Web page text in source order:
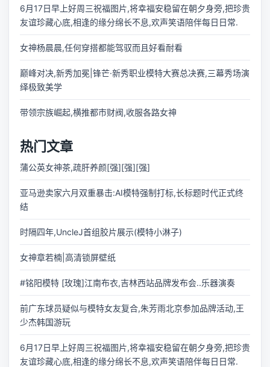
6月17日早上好周三祝福图片,将幸福安稳留在朝夕身旁,把珍贵
友谊珍藏心底,相逢的缘分绵长不息,欢声笑语陪伴每日日常.
女神杨晨晨,任何穿搭都能驾驭而且好看耐看
巅峰对决,新秀加冕|锋芒·新秀职业模特大赛总决赛,三幕秀场演
绎极致美学
带领宗族崛起,横推都市财阀,收服各路女神
热门文章
蒲公英女神茶,疏肝养颜[强][强][强]
亚马逊卖家六月双重暴击:AI模特强制打标,长标题时代正式终
结
时隔四年,UncleJ首组胶片展示(模特小淋子)
女神章若楠|高清锁屏壁纸
#铭阳模特 [玫瑰]江南布衣,吉林西站品牌发布会..乐器演奏
前广东球员疑似与模特女友复合,朱芳雨北京参加品牌活动,王
少杰韩国游玩
6月17日早上好周三祝福图片,将幸福安稳留在朝夕身旁,把珍贵
友谊珍藏心底,相逢的缘分绵长不息,欢声笑语陪伴每日日常.